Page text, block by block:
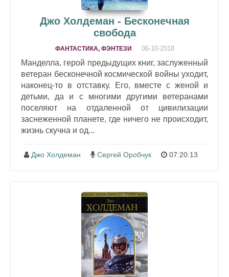
Джо Холдеман - Бесконечная
свобода
ФАНТАСТИКА, ФЭНТЕЗИ 06-10-2018
Манделла, герой предыдущих книг, заслуженный
ветеран бесконечной космической войны уходит,
наконец-то в отставку. Его, вместе с женой и
детьми, да и с многими другими ветеранами
поселяют на отдаленной от цивилизации
заснеженной планете, где ничего не происходит,
жизнь скучна и од...
Джо Холдеман Сергей Оробчук 07:20:13